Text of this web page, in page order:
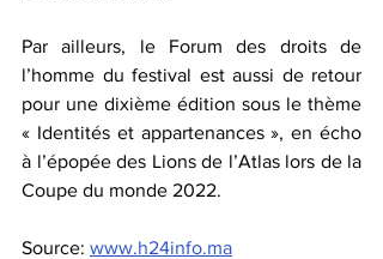
Par ailleurs, le Forum des droits de
l’homme du festival est aussi de retour
pour une dixième édition sous le thème
« Identités et appartenances », en écho
à l’épopée des Lions de l’Atlas lors de la
Coupe du monde 2022.
Source: www.h24info.ma